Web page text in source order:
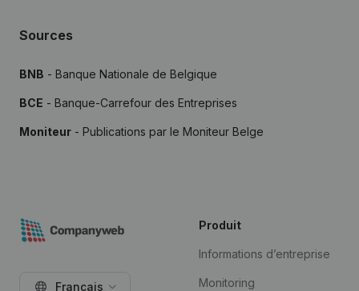
Sources
BNB - Banque Nationale de Belgique
BCE - Banque-Carrefour des Entreprises
Moniteur - Publications par le Moniteur Belge
Français
Produit
Informations d’entreprise
Monitoring